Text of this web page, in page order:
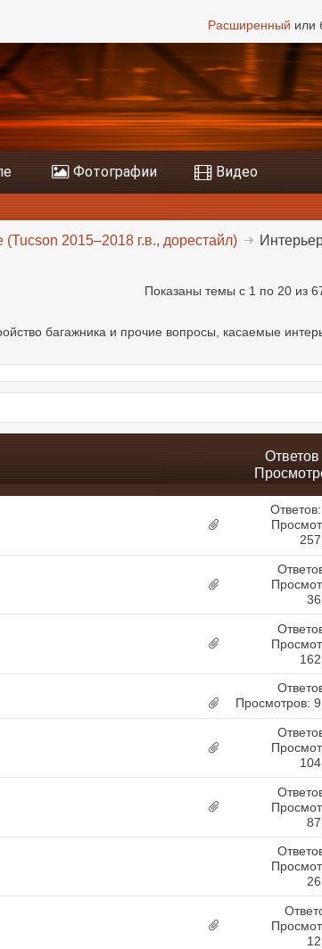
Расширенный или
Фотографии Видео
2015–2018 г.в., дорестайл)
Показаны темы с 1 по 20 из
багажника и прочие вопросы, касаемые
Ответов
Ответов:
Просмотров: